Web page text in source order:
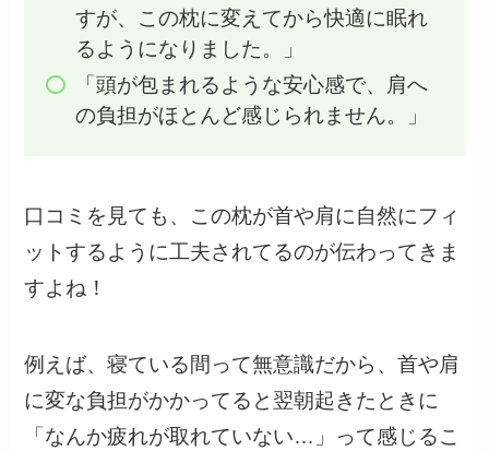
すが、この枕に変えてから快適に眠れ
るようになりました。」
「頭が包まれるような安心感で、肩へ
の負担がほとんど感じられません。」
口コミを見ても、この枕が首や肩に自然にフィ
ットするように工夫されてるのが伝わってきま
すよね！
例えば、寝ている間って無意識だから、首や肩
に変な負担がかかってると翌朝起きたときに
「なんか疲れが取れていない…」って感じるこ